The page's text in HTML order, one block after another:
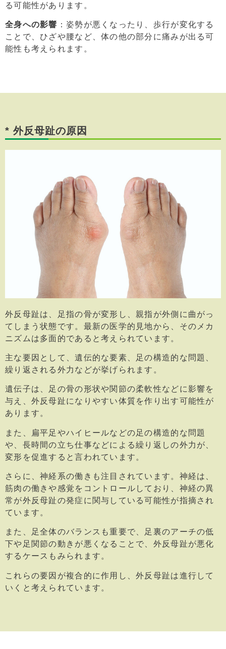
る可能性があります。
全身への影響 ：姿勢が悪くなったり、歩行が変化する
ことで、ひざや腰など、体の他の部分に痛みが出る可
能性も考えられます。
* 外反母趾の原因
外反母趾は、足指の骨が変形し、親指が外側に曲がっ
てしまう状態です。最新の医学的見地から、そのメカ
ニズムは多面的であると考えられています。
主な要因として、遺伝的な要素、足の構造的な問題、
繰り返される外力などが挙げられます。
遺伝子は、足の骨の形状や関節の柔軟性などに影響を
与え、外反母趾になりやすい体質を作り出す可能性が
あります。
また、扁平足やハイヒールなどの足の構造的な問題
や、長時間の立ち仕事などによる繰り返しの外力が、
変形を促進すると言われています。
さらに、神経系の働きも注目されています。神経は、
筋肉の働きや感覚をコントロールしており、神経の異
常が外反母趾の発症に関与している可能性が指摘され
ています。
また、足全体のバランスも重要で、足裏のアーチの低
下や足関節の動きが悪くなることで、外反母趾が悪化
するケースもみられます。
これらの要因が複合的に作用し、外反母趾は進行して
いくと考えられています。